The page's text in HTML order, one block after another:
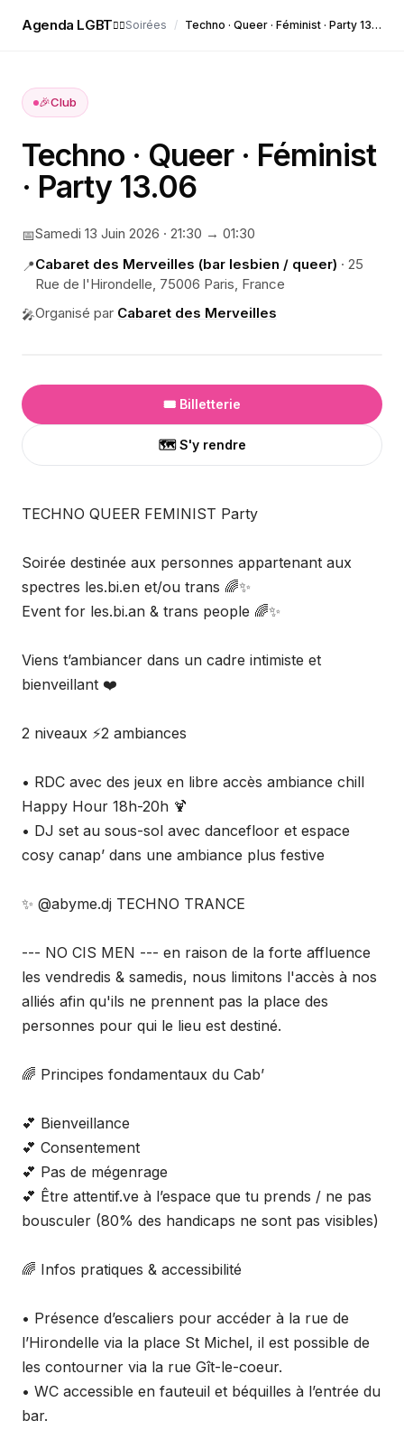
Agenda LGBT🏳️‍🌈Soirées / Techno · Queer · Féminist · Party 13.06
🎉Club
Techno · Queer · Féminist
· Party 13.06
📅Samedi 13 Juin 2026 · 21:30 → 01:30
📍Cabaret des Merveilles (bar lesbien / queer) · 25
Rue de l'Hirondelle, 75006 Paris, France
🎤Organisé par Cabaret des Merveilles
🎟️ Billetterie
🗺️ S'y rendre
TECHNO QUEER FEMINIST Party
Soirée destinée aux personnes appartenant aux
spectres les.bi.en et/ou trans 🌈✨
Event for les.bi.an & trans people 🌈✨
Viens t’ambiancer dans un cadre intimiste et
bienveillant ❤️
2 niveaux ⚡️2 ambiances
• RDC avec des jeux en libre accès ambiance chill
Happy Hour 18h-20h 🍹
• DJ set au sous-sol avec dancefloor et espace
cosy canap’ dans une ambiance plus festive
✨ @abyme.dj TECHNO TRANCE
--- NO CIS MEN --- en raison de la forte affluence
les vendredis & samedis, nous limitons l'accès à nos
alliés afin qu'ils ne prennent pas la place des
personnes pour qui le lieu est destiné.
🌈 Principes fondamentaux du Cab’
💕 Bienveillance
💕 Consentement
💕 Pas de mégenrage
💕 Être attentif.ve à l’espace que tu prends / ne pas
bousculer (80% des handicaps ne sont pas visibles)
🌈 Infos pratiques & accessibilité
• Présence d’escaliers pour accéder à la rue de
l’Hirondelle via la place St Michel, il est possible de
les contourner via la rue Gît-le-coeur.
• WC accessible en fauteuil et béquilles à l’entrée du
bar.